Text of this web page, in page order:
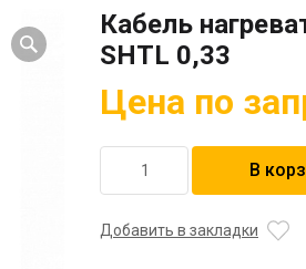
Кабель
SHTL 0,33
Цена по
товара
нагревательный
В
Добавить в закладки